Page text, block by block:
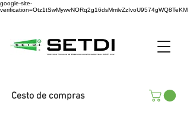
google-site-
verification=Otz1tSwMywvNORq2g16dsMmlvZzIvoU9574gWQ8TeKM
Cesto de compras